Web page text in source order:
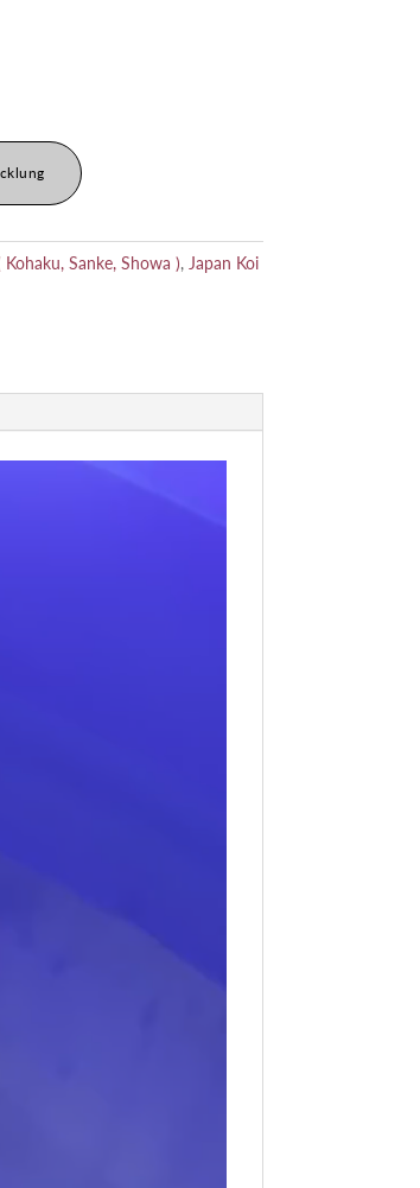
Kohaku, Sanke, Showa ), Japan Koi